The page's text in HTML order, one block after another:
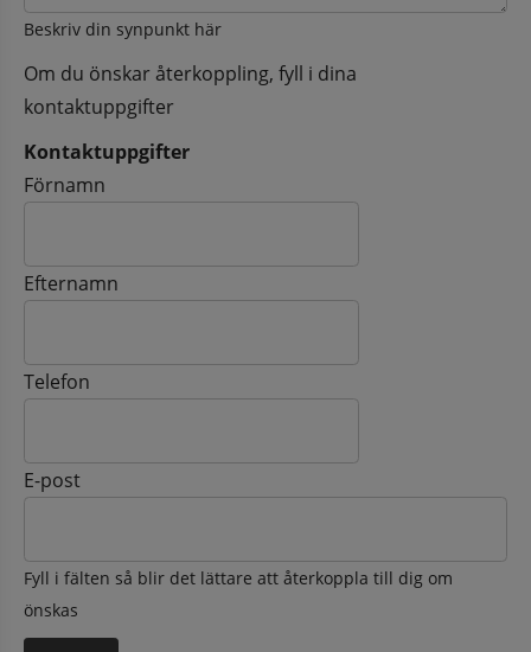
Beskriv din synpunkt här
Om du önskar återkoppling, fyll i dina
kontaktuppgifter
Kontaktuppgifter
Kontaktuppgifter
Förnamn
Efternamn
Telefon
E-post
Fyll i fälten så blir det lättare att återkoppla till dig om
önskas